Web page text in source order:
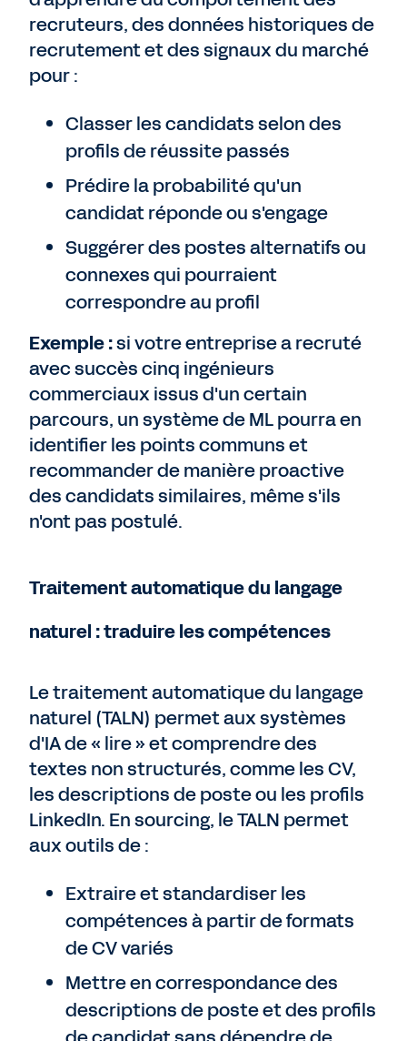
recruteurs, des données historiques de
recrutement et des signaux du marché
pour :
Classer les candidats selon des
profils de réussite passés
Prédire la probabilité qu'un
candidat réponde ou s'engage
Suggérer des postes alternatifs ou
connexes qui pourraient
correspondre au profil
Exemple :si votre entreprise a recruté
avec succès cinq ingénieurs
commerciaux issus d'un certain
parcours, un système de ML pourra en
identifier les points communs et
recommander de manière proactive
des candidats similaires, même s'ils
n'ont pas postulé.
Traitement automatique du langage
naturel : traduire les compétences
Le traitement automatique du langage
naturel (TALN) permet aux systèmes
d'IA de « lire » et comprendre des
textes non structurés, comme les CV,
les descriptions de poste ou les profils
LinkedIn. En sourcing, le TALN permet
aux outils de :
Extraire et standardiser les
compétences à partir de formats
de CV variés
Mettre en correspondance des
descriptions de poste et des profils